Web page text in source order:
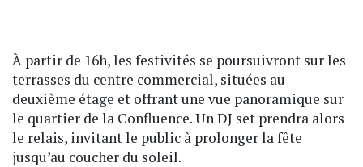
À partir de 16h, les festivités se poursuivront sur les
terrasses du centre commercial, situées au
deuxième étage et offrant une vue panoramique sur
le quartier de la Confluence. Un DJ set prendra alors
le relais, invitant le public à prolonger la fête
jusqu’au coucher du soleil.